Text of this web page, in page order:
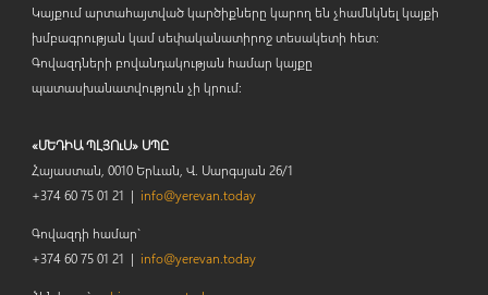
Կայքում արտահայտված կարծիքները կարող են չհամնկնել կայքի
խմբագրության կամ սեփականատիրոջ տեսակետի հետ:
Գովազդների բովանդակության համար կայքը
պատասխանատվություն չի կրում:
«ՄԵԴԻԱ ՊԼՅՈւՍ» ՍՊԸ
Հայաստան, 0010 Երևան, Վ. Սարգսյան 26/1
+374 60 75 01 21 | info@yerevan.today
Գովազդի համար`
+374 60 75 01 21 | info@yerevan.today